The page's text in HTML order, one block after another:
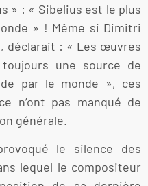
» : « Sibelius est le plus
» ! Même si Dimitri
déclarait : « Les œuvres
une source de
par le monde », ces
n’ont pas manqué de
générale.
le silence des
lequel le compositeur